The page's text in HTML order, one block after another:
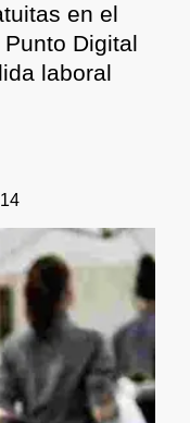
en el
Digital
laboral